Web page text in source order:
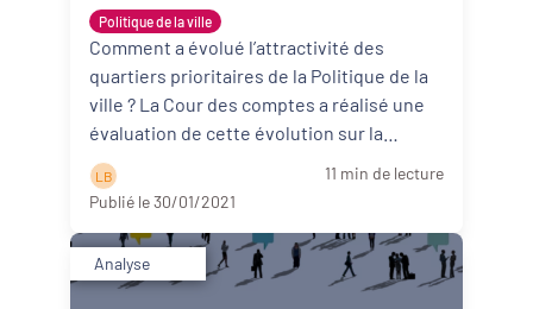
Politique de la ville
tirés du rapport de la Cour des
Comptes
Comment a évolué l’attractivité des
quartiers prioritaires de la Politique de la
ville ? La Cour des comptes a réalisé une
évaluation de cette évolution sur la
suite
L B
11 min de lecture
Publié le 30/01/2021
Analyse